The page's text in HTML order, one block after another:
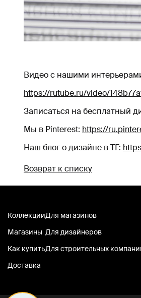
Видео с нашими
https://rutube.ru/video/
Записаться на бесплатный
Мы в Pinterest: https://
Наш блог о дизайне в ТГ:
Возврат к списку
Коллекции
Магазины
Как купить
Доставка
Для магазинов
Для дизайнеров
Для строительных